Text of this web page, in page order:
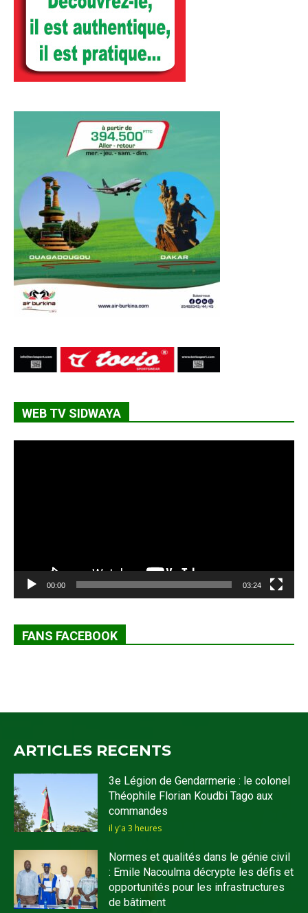
WEB TV SIDWAYA
00:00 03:24
FANS FACEBOOK
ARTICLES RECENTS
3e Légion de Gendarmerie : le colonel
Théophile Florian Koudbi Tago aux
commandes
il y'a 3 heures
Normes et qualités dans le génie civil
: Emile Nacoulma décrypte les défis et
opportunités pour les infrastructures
de bâtiment